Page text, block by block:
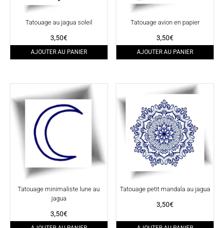
Tatouage au jagua soleil
3,50€
AJOUTER AU PANIER
Tatouage avion en papier
3,50€
AJOUTER AU PANIER
Tatouage minimaliste lune au
jagua
3,50€
Tatouage petit mandala au jagua
3,50€